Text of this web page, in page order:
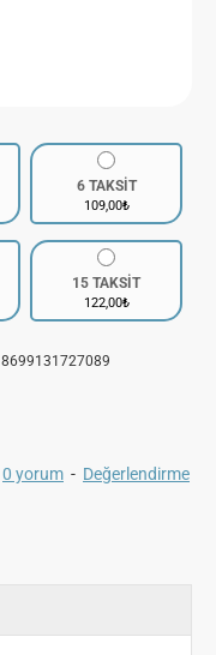
0 yorum - Değerlendirme
6 TAKSİT
109,00₺
15 TAKSİT
122,00₺
8699131727089